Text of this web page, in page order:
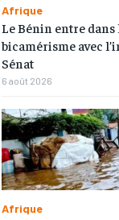
Afrique
Le Bénin entre dans
bicamérisme avec
Sénat
6 août 2026
Afrique